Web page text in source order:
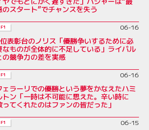
のスタート”でチャンスを失う
F1 06-16
表彰台のノリス「優勝争いするために必
なものが全体的に不足している」ライバル
の競争力の差を実感
F1 06-16
ェラーリでの優勝という夢をかなえたハミ
トン「一時は不可能に思えた。辛い時に
ってくれたのはファンの皆だった」
F1 06-15